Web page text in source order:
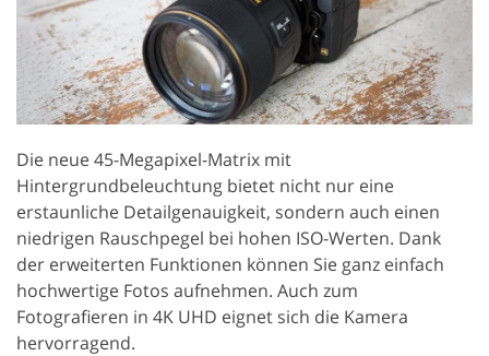
Die neue 45-Megapixel-Matrix mit
Hintergrundbeleuchtung bietet nicht nur eine
erstaunliche Detailgenauigkeit, sondern auch einen
niedrigen Rauschpegel bei hohen ISO-Werten. Dank
der erweiterten Funktionen können Sie ganz einfach
hochwertige Fotos aufnehmen. Auch zum
Fotografieren in 4K UHD eignet sich die Kamera
hervorragend.